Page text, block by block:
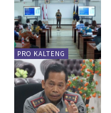
PRO KALTENG